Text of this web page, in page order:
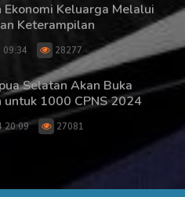
Ekonomi Keluarga Melalui
Keterampilan
09:34 28277
Selatan Akan Buka
untuk 1000 CPNS 2024
20:09 27081